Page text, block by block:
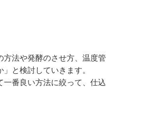
方法や発酵のさせ方、温度管
と検討していきます。
番良い方法に絞って、仕込